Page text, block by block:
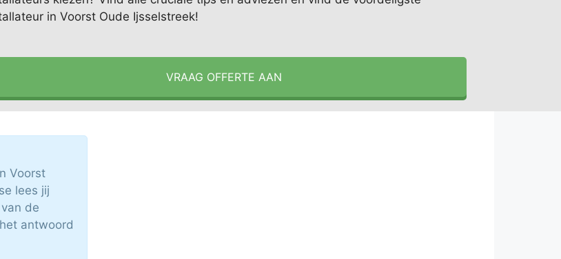
in Voorst Oude Ijsselstreek!
VRAAG OFFERTE AAN
Voorst
lees jij
de
antwoord